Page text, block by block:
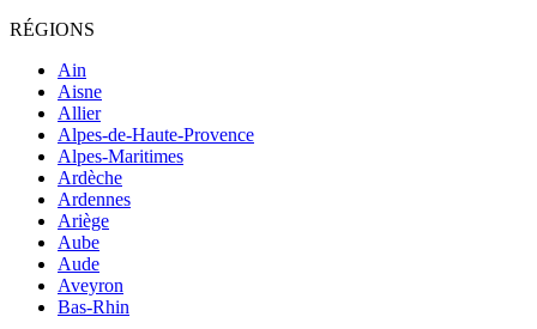
RÉGIONS
Ain
Aisne
Allier
Alpes-de-Haute-Provence
Alpes-Maritimes
Ardèche
Ardennes
Ariège
Aube
Aude
Aveyron
Bas-Rhin